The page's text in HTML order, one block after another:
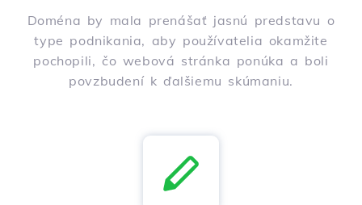
Doména by mala prenášať jasnú predstavu o
type podnikania, aby používatelia okamžite
pochopili, čo webová stránka ponúka a boli
povzbudení k ďalšiemu skúmaniu.